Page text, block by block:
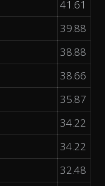
41.61
39.88
38.88
38.66
35.87
34.22
34.22
32.48